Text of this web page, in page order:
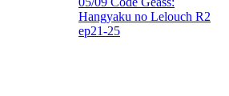
Hangyaku no Lelouch R2
ep21-25